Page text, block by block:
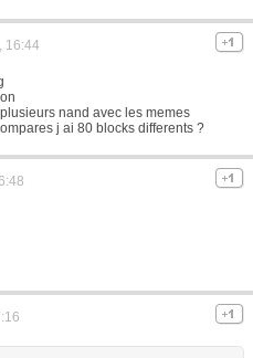
16:44
nand avec les memes
j ai 80 blocks differents ?